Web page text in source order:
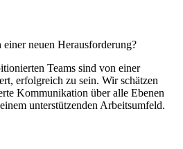
neuen Herausforderung?
Teams sind von einer
erfolgreich zu sein. Wir schätzen
Kommunikation über alle Ebenen
unterstützenden Arbeitsumfeld.